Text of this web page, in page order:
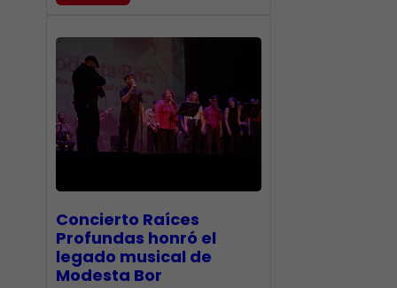
​Concierto Raíces
Profundas honró el
legado musical de
Modesta Bor